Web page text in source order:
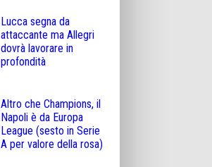
Lucca segna da
attaccante ma Allegri
dovrà lavorare in
profondità
Altro che Champions, il
Napoli è da Europa
League (sesto in Serie
A per valore della rosa)